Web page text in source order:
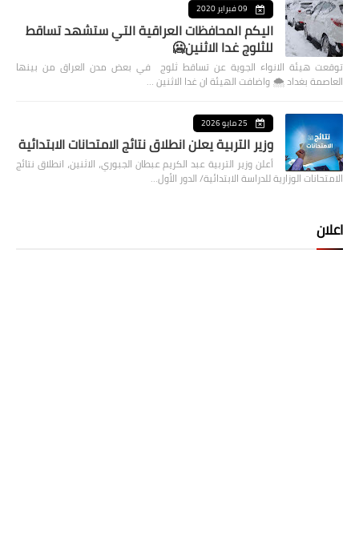
09 فبراير 2020
اليكم المحافظات العراقية التي ستشهد تساقط
للثلوج غدا الاثنين🥶
توقعت هيئة الانواء الجوية عن تساقط ثلوج في بعض مدن العراق من بينها
العاصمة بغداد ⁦🌨️⁩ واضافت الهيئة ان غدا الاثنين …
25 مايو 2026
وزير التربية يعلن انطلاق نتائج الامتحانات الابتدائية
أعلن وزير التربية عبد الكريم عبطان الجبوري، الاثنين، انطلاق نتائج
الامتحانات الوزارية للدراسة الابتدائية/ الدور الأول…
اعلان